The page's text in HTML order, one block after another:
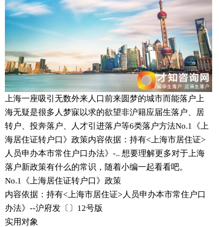
上海一座吸引无数外来人口前来圆梦的城市而能落户上
海无疑是很多人梦寐以求的欲望非沪籍应届生落户、居
转户、投奔落户、人才引进落户等6类落户方法No.1《上
海居住证转户口》政策内容依据：持有<上海市居住证>
人员申办本市常住户口办法》-.. 想要理解更多对于上海
落户新政策有什么的常识，随着小编一起看看吧。
No.1《上海居住证转户口》政策
内容依据：持有<上海市居住证>人员申办本市常住户口
办法》--沪府发〔〕12号版
实用对象